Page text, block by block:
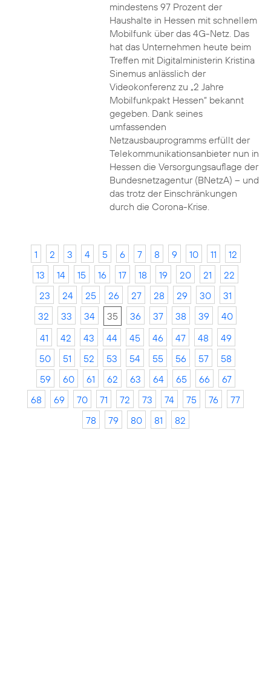
mindestens 97 Prozent der
Haushalte in Hessen mit schnellem
Mobilfunk über das 4G-Netz. Das
hat das Unternehmen heute beim
Treffen mit Digitalministerin Kristina
Sinemus anlässlich der
Videokonferenz zu „2 Jahre
Mobilfunkpakt Hessen“ bekannt
gegeben. Dank seines
umfassenden
Netzausbauprogramms erfüllt der
Telekommunikationsanbieter nun in
Hessen die Versorgungsauflage der
Bundesnetzagentur (BNetzA) – und
das trotz der Einschränkungen
durch die Corona-Krise.
1 2 3 4 5 6 7 8 9 10 11
12
13
14 15 16 17 18 19 20 21
22
23
24 25 26 27 28 29 30
31
32
33 34 35 36 37 38 39
40
41
42 43 44 45 46 47 48
49
50
51 52 53 54 55 56 57
58
59
60 61 62 63 64 65 66
67
68
69 70 71 72 73 74 75 76
77
78
79 80 81 82